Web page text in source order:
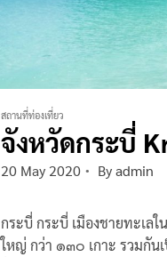
สถานที่ท่องเที่ยว
จังหวัดกระบี่
20 May 2020 Byadmin
กระบี่ กระบี่ เมืองชายทะเล
ใหญ่ กว่า ๑๓๐ เกาะ รวมกัน